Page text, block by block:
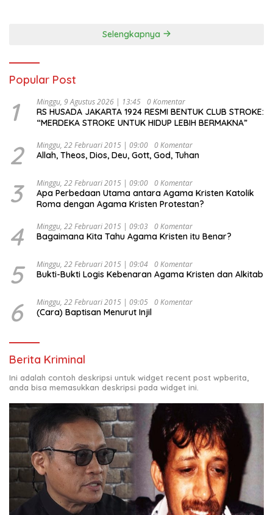
Selengkapnya
Popular Post
1 Minggu, 9 Agustus 2026 | 13:45 0 Komentar
RS HUSADA JAKARTA 1924 RESMI BENTUK CLUB STROKE:
“MERDEKA STROKE UNTUK HIDUP LEBIH BERMAKNA”
2 Minggu, 22 Februari 2015 | 09:00 0 Komentar
Allah, Theos, Dios, Deu, Gott, God, Tuhan
3 Minggu, 22 Februari 2015 | 09:00 0 Komentar
Apa Perbedaan Utama antara Agama Kristen Katolik
Roma dengan Agama Kristen Protestan?
4 Minggu, 22 Februari 2015 | 09:03 0 Komentar
Bagaimana Kita Tahu Agama Kristen itu Benar?
5 Minggu, 22 Februari 2015 | 09:04 0 Komentar
Bukti-Bukti Logis Kebenaran Agama Kristen dan Alkitab
6 Minggu, 22 Februari 2015 | 09:05 0 Komentar
(Cara) Baptisan Menurut Injil
Berita Kriminal
Ini adalah contoh deskripsi untuk widget recent post wpberita,
anda bisa memasukkan deskripsi pada widget ini.